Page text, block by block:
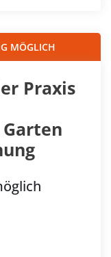
MÖGLICH
Praxis